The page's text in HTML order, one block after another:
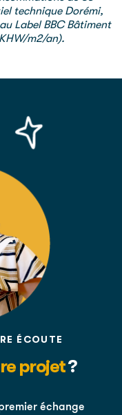
technique Dorémi,
Label BBC Bâtiment
m2/an).
ÉCOUTE
projet?
échange